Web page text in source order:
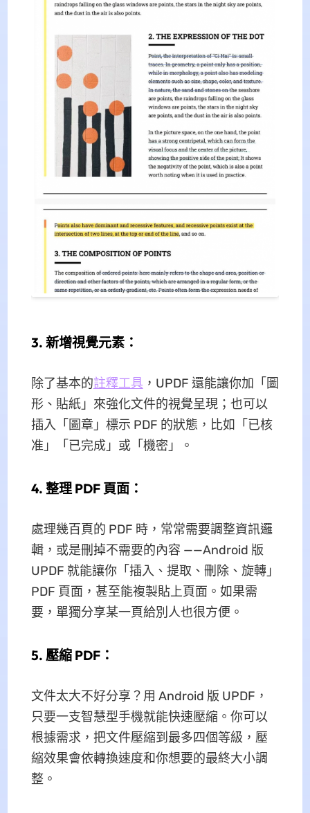
3. 新增視覺元素：
除了基本的註釋工具 ，UPDF 還能讓你加「圖
形、貼紙」來強化文件的視覺呈現；也可以
插入「圖章」標示 PDF 的狀態，比如「已核
准」「已完成」或「機密」。
4. 整理 PDF 頁面：
處理幾百頁的 PDF 時，常常需要調整資訊邏
輯，或是刪掉不需要的內容 ——Android 版
UPDF 就能讓你「插入、提取、刪除、旋轉」
PDF 頁面，甚至能複製貼上頁面。如果需
要，單獨分享某一頁給別人也很方便。
5. 壓縮 PDF：
文件太大不好分享？用 Android 版 UPDF，
只要一支智慧型手機就能快速壓縮。你可以
根據需求，把文件壓縮到最多四個等級，壓
縮效果會依轉換速度和你想要的最終大小調
整。